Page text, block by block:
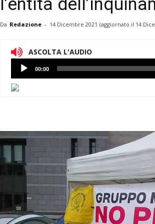
l’entità
Da Redazione - 14 Dicembre 2021 (aggiornato il 14
ASCOLTA L'AUDIO
Lettore
Audio
00:00